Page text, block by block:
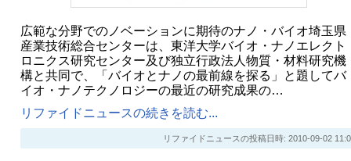
広範な分野でのノベーションに期待のナノ・バイオ埼玉県
産業技術総合センターは、東洋大学バイオ・ナノエレクト
ロニクス研究センター及び独立行政法人物質・材料研究機
構と共同で、「バイオとナノの最前線を探る」と題してバ
イオ・ナノテクノロジーの最近の研究成果の…
リファイドニュースの続きを読む...
リファイドニュースの投稿日時: 2010-09-02